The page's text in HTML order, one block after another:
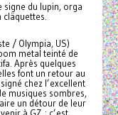
du lupin, orga
cläquettes.
/ Olympia, US)
metal teinté de
Après quelques
font un retour au
chez l’excellent
musiques sombres,
un détour de leur